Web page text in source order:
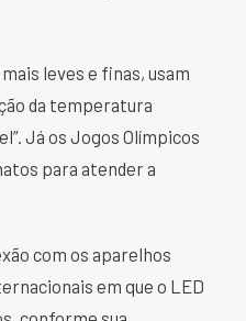
leves e finas, usam
da temperatura
Já os Jogos Olímpicos
para atender a
com os aparelhos
em que o LED